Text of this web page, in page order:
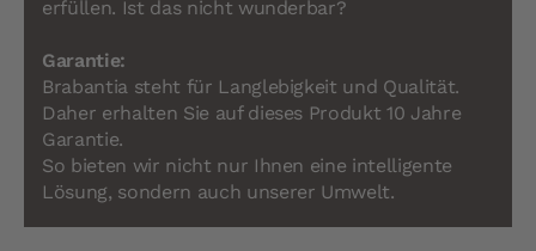
erfüllen. Ist das nicht wunderbar?
Garantie:
Brabantia steht für Langlebigkeit und Qualität.
Daher erhalten Sie auf dieses Produkt 10 Jahre
Garantie.
So bieten wir nicht nur Ihnen eine intelligente
Lösung, sondern auch unserer Umwelt.